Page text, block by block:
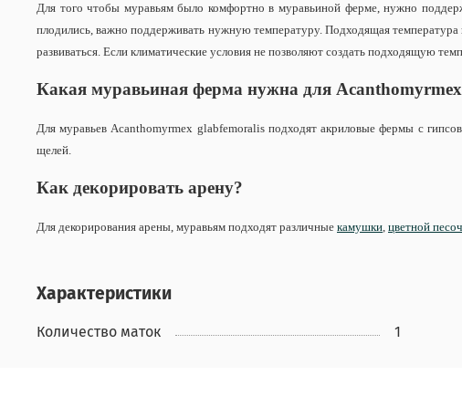
Для того чтобы муравьям было комфортно в муравьиной ферме, нужно
плодились, важно поддерживать нужную температуру. Подходящая
развиваться. Если климатические условия не позволяют создать подходящую
Какая муравьиная ферма нужна для
Для муравьев Acanthomyrmex glabfemoralis подходят акриловые фермы с
щелей.
Как декорировать арену?
Для декорирования арены, муравьям подходят различные камушки, цветной
Характеристики
Количество маток 1